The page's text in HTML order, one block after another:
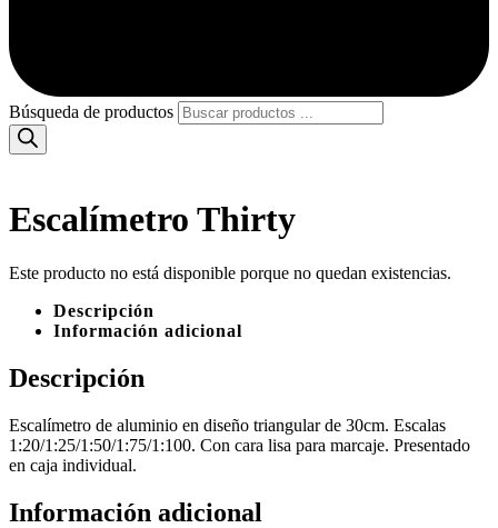
Búsqueda de productos
Escalímetro Thirty
Este producto no está disponible porque no quedan existencias.
Descripción
Información adicional
Descripción
Escalímetro de aluminio en diseño triangular de 30cm. Escalas
1:20/1:25/1:50/1:75/1:100. Con cara lisa para marcaje. Presentado
en caja individual.
Información adicional